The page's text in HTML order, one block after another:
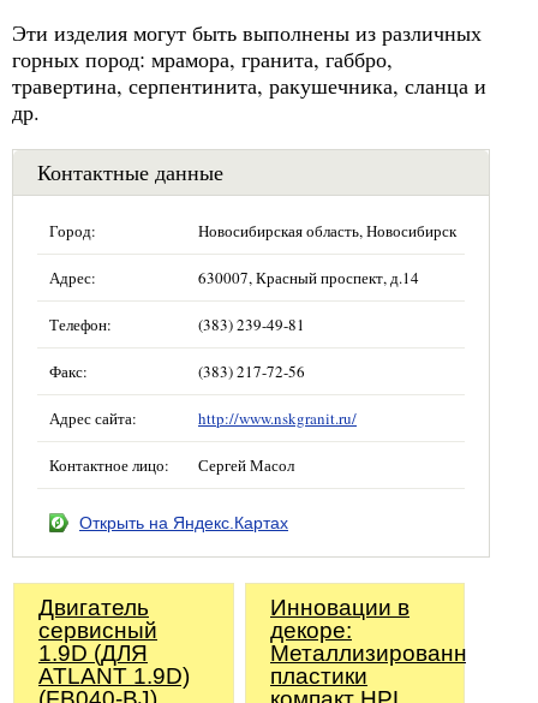
Эти изделия могут быть выполнены из различных
горных пород: мрамора, гранита, габбро,
травертина, серпентинита, ракушечника, сланца и
др.
Контактные данные
Город: Новосибирская область, Новосибирск
Адрес: 630007, Красный проспект, д.14
Телефон: (383) 239-49-81
Факс: (383) 217-72-56
Адрес сайта: http://www.nskgranit.ru/
Контактное лицо: Сергей Масол
Открыть на Яндекс.Картах
Двигатель
сервисный
1.9D (ДЛЯ
ATLANT 1.9D)
Инновации в
декоре:
Металлизированные
пластики